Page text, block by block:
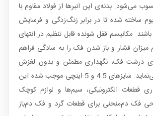
می‌شود. بدنه‌ی این انبرها از فولاد مقاوم با
ساخته شده تا در برابر زنگ‌زدگی و فرسایش
مکانیسم قفل شونده قابل تنظیم در انتهای
میزان فشار و باز شدن فک را به سادگی فراهم
درشت فک، نگهداری مطمئن و بدون لغزش
قطعه را تضمین می‌نماید. سایزهای 4.5 و 5 اینچی موجب شده این
قطعات الکترونیکی، سیم‌ها و لوازم کوچک
فک دم‌منحنی برای قطعات گرد و فک دم‌باز